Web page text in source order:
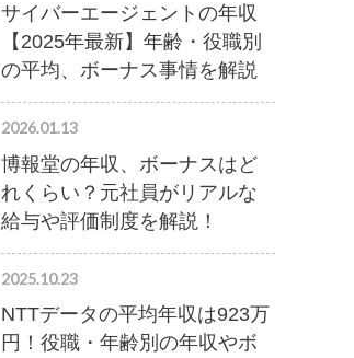
サイバーエージェントの年収
【2025年最新】年齢・役職別
の平均、ボーナス事情を解説
2026.01.13
博報堂の年収、ボーナスはど
れくらい？元社員がリアルな
給与や評価制度を解説！
2025.10.23
NTTデータの平均年収は923万
円！役職・年齢別の年収やボ